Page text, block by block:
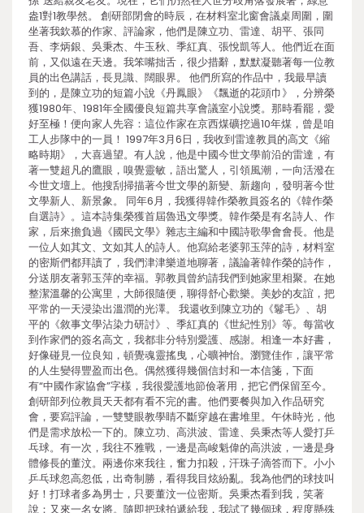
盎1對1教學然。 創研部閉會的時辰，在材料室北窗會議桌周圍，圍
坐著我欽慕的作家、評論家，他們是陳立功、雷達、胡平、張同
吾、李炳銀、吳秉杰、牛玉秋、季紅真、張悅凱等人。他們近在面
前，又似遠在天邊。我笨嘴拙舌，很少措辭，默默凝聽著每一位教
員的出色講話，長見識、闊眼界。 他們所寫的作品中，我最早讀
到的，是陳立功的短篇小說《丹鳳眼》《飄逝的花頭巾》，分辨榮
獲1980年、1981年全國優良短篇共享會議室小說獎。那時看罷，愛
好至極！便向家人先容：這位作家在京西煤礦挖過10年煤，曾是咱
工人步隊中的一員！ 1997年3月6日，我收到雷達教員的高文《縮
略時期》，大喜過望。有人說，他是中國今世文學前沿的雷達，有
著一雙超凡的鷹眼，嗅覺靈敏，語出驚人，引領風潮，一向活潑在
今世文壇上。他搜刮掃描著今世文學的新變、新趨向，發明著今世
文學新人、新景象。 同年6月，我獲得韓作榮教員簽名的《韓作榮
自選詩》。這本詩集榮獲首屆魯迅文學獎。韓作榮是有名詩人、作
家，后來擔負過《國民文學》雜志主編和中國詩歌學會會長。他是
一位人如其文、文如其人的詩人。他寫給老婆郭玉萍的詩，材料室
的密斯們都拜讀了，我們津津樂道地聊著，議論著韓作榮的詩作，
分送朋友著郭玉萍的幸福。郭教員曾約請我們到她家里相聚。在她
整潔溫馨的公寓里，大師很隨便，聊得舒心歡樂。美妙的友誼，把
平常的一天浸染出溫潤的光澤。 我還收到陳立功的《鬈毛》、胡
平的《敘事文學沾染力研討》、季紅真的《世紀性別》等。每當收
到作家們的簽名高文，我都非分特別愛護、感謝。相逢一本好書，
好像碰見一位良知，頓覺魂靈搖曳，心曠神怡。瀏覽佳作，讓平常
的人生變得豐盈而出色。偶然獲得幾個信封和一本信箋，下面
有“中國作家協會”字樣，我很愛護地節儉著用，把它們保留至今。
創研部列位教員天天都有看不完的書。他們要餐與加入作品研究
會，要寫評論，一雙雙眼教學睛不斷穿越在書堆里。午休時光，他
們是需求放松一下的。陳立功、高洪波、雷達、吳秉杰等人愛打乒
乓球。有一次，我往不雅戰，一邊是高峻魁偉的高洪波，一邊是身
體修長的董汶。兩邊你來我往，奮力扣殺，汗珠子滴答而下。小小
乒乓球忽高忽低，出奇制勝，看得我目炫紛亂。我為他們的球技叫
好！打球者多為男士，只要董汶一位密斯。吳秉杰看到我，笑著
說：又來一名女將。隨即把球拍遞給我，我試了幾個球，程度懸殊